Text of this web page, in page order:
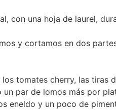
con una hoja de laurel,
y cortamos en dos
tomates cherry, las
par de lomos más por
eneldo y un poco de